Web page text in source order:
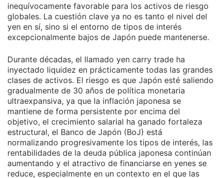
inequívocamente favorable para los activos de riesgo
globales. La cuestión clave ya no es tanto el nivel del
yen en sí, sino si el entorno de tipos de interés
excepcionalmente bajos de Japón puede mantenerse.
Durante décadas, el llamado yen carry trade ha
inyectado liquidez en prácticamente todas las grandes
clases de activos. El riesgo es que Japón esté saliendo
gradualmente de 30 años de política monetaria
ultraexpansiva, ya que la inflación japonesa se
mantiene de forma persistente por encima del
objetivo, el crecimiento salarial ha ganado fortaleza
estructural, el Banco de Japón (BoJ) está
normalizando progresivamente los tipos de interés, las
rentabilidades de la deuda pública japonesa continúan
aumentando y el atractivo de financiarse en yenes se
reduce, especialmente en un contexto en el que las